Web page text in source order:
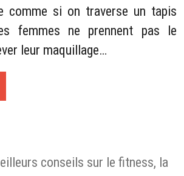
comme si on traverse un tapis
femmes ne prennent pas le
leur maquillage…
conseils sur le fitness, la